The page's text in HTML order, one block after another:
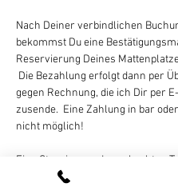
Nach Deiner verbindlichen
bekommst Du eine
Reservierung Deines
Die Bezahlung erfolgt dann per
gegen Rechnung, die ich Dir per
zusende.  Eine Zahlung in bar
nicht möglich!
Eine Stornierung des gebuchten
24 Stunden vor Kursbeginn